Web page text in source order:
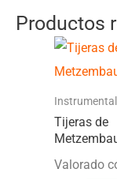
Productos
Tijeras de
Valorado